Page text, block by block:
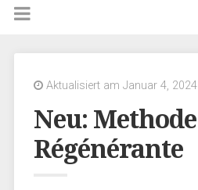
Aktualisiert am Januar 4, 2024
Neu: Methode
Régénérante